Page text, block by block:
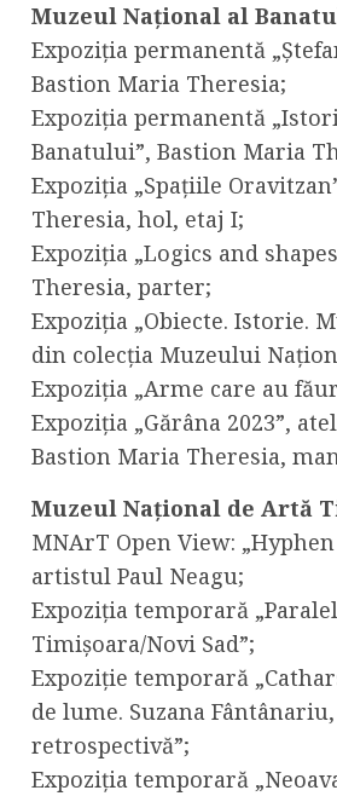
Muzeul Național al
Expoziția permanentă
Bastion Maria Theresia;
Expoziția permanentă
Banatului”, Bastion Maria
Expoziția „Spațiile
Theresia, hol, etaj I;
Expoziția „Logics and
Theresia, parter;
Expoziția „Obiecte. Istorie.
din colecția Muzeului
Expoziția „Arme care au
Expoziția „Gărâna 2023”,
Bastion Maria Theresia,
Muzeul Național de Artă
MNArT Open View:
artistul Paul Neagu;
Expoziția temporară
Timișoara/Novi Sad”;
Expoziție temporară
de lume. Suzana
retrospectivă”;
Expoziția temporară